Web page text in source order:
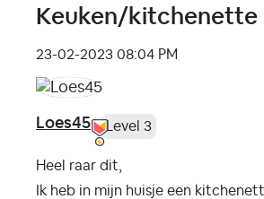
Keuken/kitchenette
‎23-02-2023 08:04 PM
Loes45 Level 3
Heel raar dit,
Ik heb in mijn huisje een